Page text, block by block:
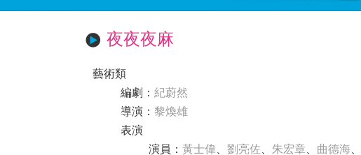
夜夜夜麻
藝術類
編劇 ： 紀蔚然
導演： 黎煥雄
表演
演員 ： 黃士偉、 劉亮佐 朱宏章、 曲德海